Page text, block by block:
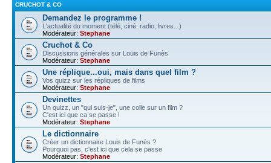
CRUCHOT & CO
Demandez le programme !
L'actualité du moment (télé, ciné, radio, livres...)
Modérateur: Stephane
Cruchot & Co
Discussions générales sur Louis de Funès
Modérateur: Stephane
Une réplique...oui, mais dans quel film ?
Vos quizz sur les répliques de films
Modérateur: Stephane
Devinettes
Un quizz, un "qui suis-je", une colle sur un film ?
C'est ici que ca se passe !
Modérateur: Stephane
Le dictionnaire
Créer un dictionnaire Louis de Funès ?
Pourquoi pas, c'est ici que cela se passe
Modérateur: Stephane